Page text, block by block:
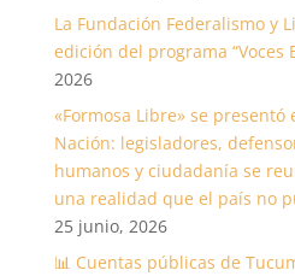
La Fundación Federalismo y
edición del programa “Voces
2026
«Formosa Libre» se presentó
Nación: legisladores,
humanos y ciudadanía se
una realidad que el país no
25 junio, 2026
📊 Cuentas públicas de